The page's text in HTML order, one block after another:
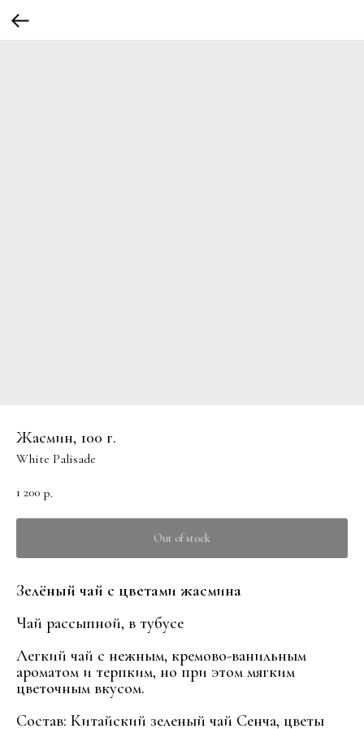
Жасмин, 100 г.
White Palisade
1 200 р.
Out of stock
Зелёный чай с цветами жасмина
Чай рассыпной, в тубусе
Легкий чай с нежным, кремово-ванильным
ароматом и терпким, но при этом мягким
цветочным вкусом.
Состав: Китайский зеленый чай Сенча, цветы